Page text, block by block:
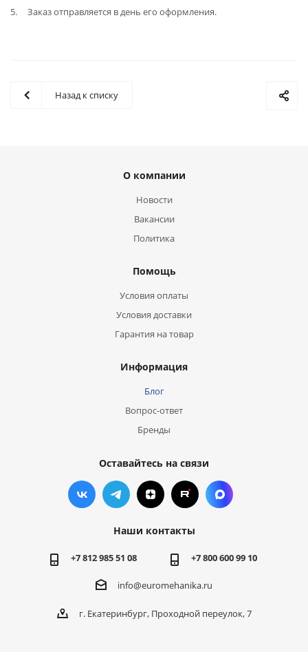
5. Заказ отправляется в день его оформления.
Назад к списку
О компании
Новости
Вакансии
Политика
Помощь
Условия оплаты
Условия доставки
Гарантия на товар
Информация
Блог
Вопрос-ответ
Бренды
Оставайтесь на связи
Наши контакты
+7 812 985 51 08 +7 800 600 99 10
info@euromehanika.ru
г. Екатеринбург, Проходной переулок, 7